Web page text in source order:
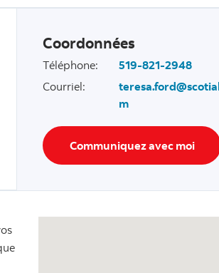
Coordonnées
Téléphone:
519-821-2948
Courriel:
m
Communiquez avec moi